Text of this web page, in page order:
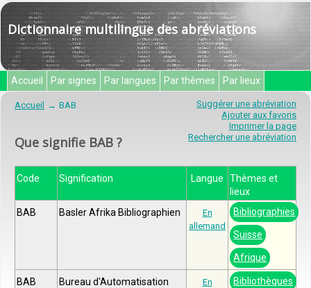
Dictionnaire multilingue des abréviations
Accueil Par signes Par langues Par thèmes Par lieux
Suggérer une abréviation
Ajouter aux favoris
Imprimer la page
Rechercher une abréviation
Accueil BAB
Que signifie BAB ?
Code Signification Langue
Thèmes et
lieux
BAB
Basler Afrika Bibliographien
En
allemand
Bibliographies
Suisse
Afrique
BAB
Bureau d'Automatisation
En
Bibliothèques